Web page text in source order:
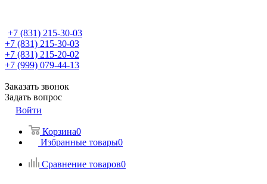
+7 (831) 215-30-03
+7 (831) 215-30-03
+7 (831) 215-20-02
+7 (999) 079-44-13
Заказать звонок
Задать вопрос
Войти
Корзина0
Избранные товары0
Сравнение товаров0